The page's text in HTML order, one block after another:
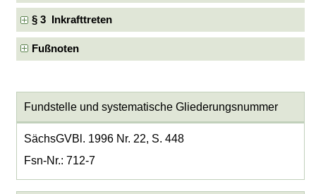
§ 3 Inkrafttreten
Fußnoten
Fundstelle und systematische Gliederungsnummer
SächsGVBl. 1996 Nr. 22, S. 448
Fsn-Nr.: 712-7